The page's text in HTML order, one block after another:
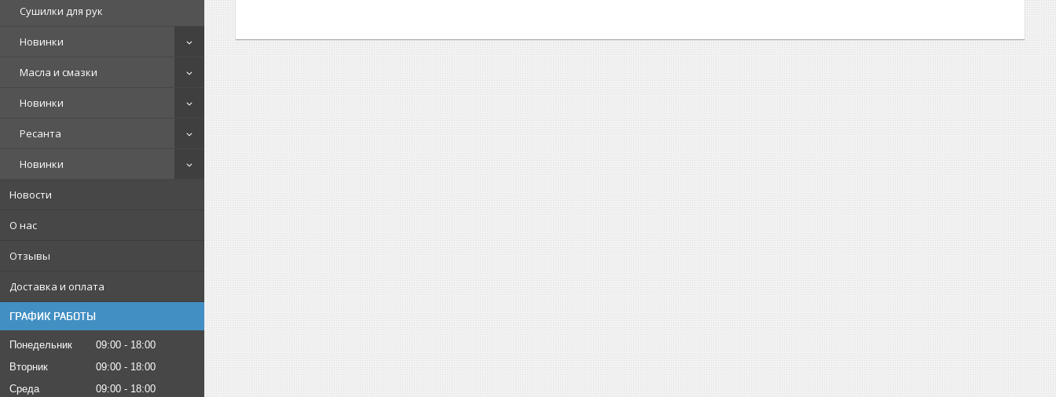
Сушилки для рук
Новинки
Масла и смазки
Новинки
Ресанта
Новинки
Новости
О нас
Отзывы
Доставка и оплата
ГРАФИК РАБОТЫ
Понедельник 09:00
18:00
Вторник
09:00
18:00
Среда
09:00
18:00